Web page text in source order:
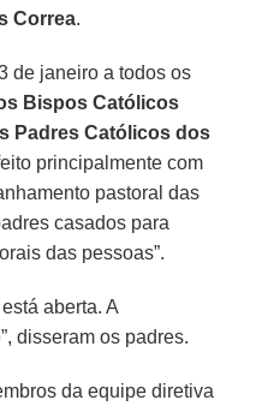
Correa.
de janeiro a todos os
Bispos Católicos
Padres Católicos dos
principalmente com
pastoral das
casados para
das pessoas”.
aberta. A
disseram os padres.
da equipe diretiva